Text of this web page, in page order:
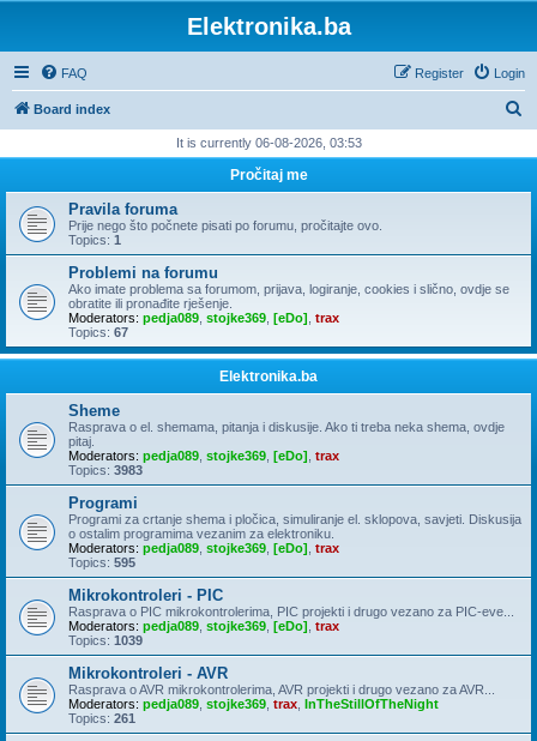
Elektronika.ba
FAQ Login
Register
Board index
r
h
It is currently 06-08-2026, 03:53
Pročitaj me
Pravila foruma
Prije nego što počnete pisati po forumu, pročitajte ovo.
Topics: 1
Problemi na forumu
Ako imate problema sa forumom, prijava, logiranje, cookies i slično, ovdje se
obratite ili pronađite rješenje.
Moderators: pedja089 stojke369 [eDo] trax
Topics: 67
Elektronika.ba
Sheme
Rasprava o el. shemama, pitanja i diskusije. Ako ti treba neka shema, ovdje
pitaj.
Moderators: pedja089 stojke369 [eDo] trax
Topics: 3983
Programi
Programi za crtanje shema i pločica, simuliranje el. sklopova, savjeti. Diskusija
o ostalim programima vezanim za elektroniku.
Moderators: pedja089 stojke369 [eDo] trax
Topics: 595
Mikrokontroleri - PIC
Rasprava o PIC mikrokontrolerima, PIC projekti i drugo vezano za PIC-eve...
Moderators: pedja089 stojke369 [eDo] trax
Topics: 1039
Mikrokontroleri - AVR
Rasprava o AVR mikrokontrolerima, AVR projekti i drugo vezano za AVR...
Moderators: pedja089 stojke369 trax InTheStillOfTheNight
Topics: 261